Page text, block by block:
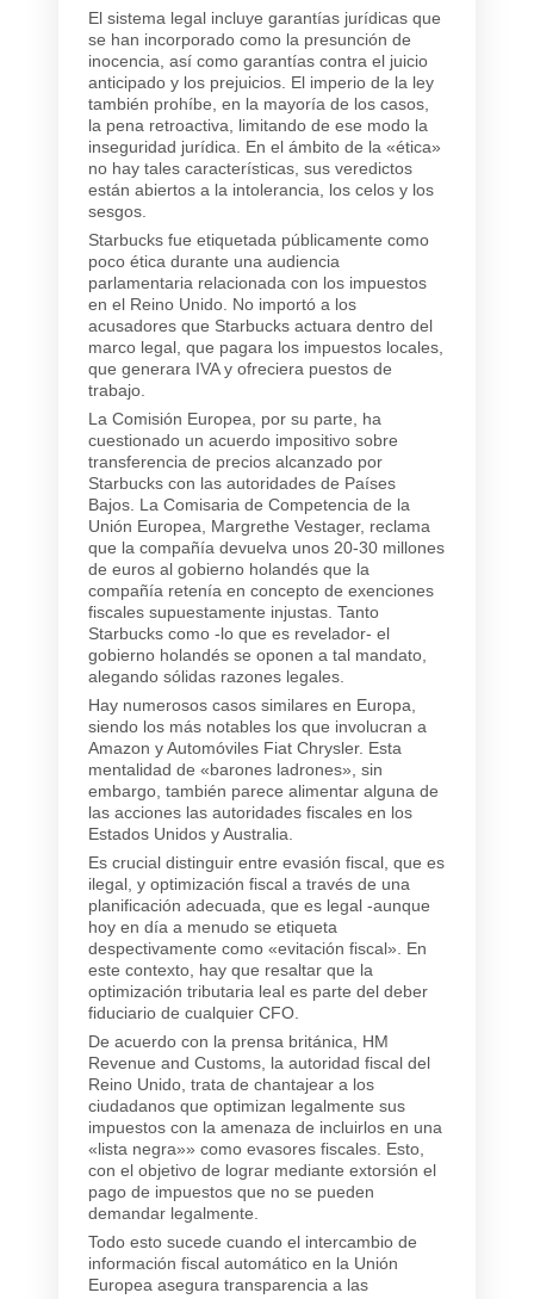
El sistema legal incluye garantías jurídicas que
se han incorporado como la presunción de
inocencia, así como garantías contra el juicio
anticipado y los prejuicios. El imperio de la ley
también prohíbe, en la mayoría de los casos,
la pena retroactiva, limitando de ese modo la
inseguridad jurídica. En el ámbito de la «ética»
no hay tales características, sus veredictos
están abiertos a la intolerancia, los celos y los
sesgos.
Starbucks fue etiquetada públicamente como
poco ética durante una audiencia
parlamentaria relacionada con los impuestos
en el Reino Unido. No importó a los
acusadores que Starbucks actuara dentro del
marco legal, que pagara los impuestos locales,
que generara IVA y ofreciera puestos de
trabajo.
La Comisión Europea, por su parte, ha
cuestionado un acuerdo impositivo sobre
transferencia de precios alcanzado por
Starbucks con las autoridades de Países
Bajos. La Comisaria de Competencia de la
Unión Europea, Margrethe Vestager, reclama
que la compañía devuelva unos 20-30 millones
de euros al gobierno holandés que la
compañía retenía en concepto de exenciones
fiscales supuestamente injustas. Tanto
Starbucks como -lo que es revelador- el
gobierno holandés se oponen a tal mandato,
alegando sólidas razones legales.
Hay numerosos casos similares en Europa,
siendo los más notables los que involucran a
Amazon y Automóviles Fiat Chrysler. Esta
mentalidad de «barones ladrones», sin
embargo, también parece alimentar alguna de
las acciones las autoridades fiscales en los
Estados Unidos y Australia.
Es crucial distinguir entre evasión fiscal, que es
ilegal, y optimización fiscal a través de una
planificación adecuada, que es legal -aunque
hoy en día a menudo se etiqueta
despectivamente como «evitación fiscal». En
este contexto, hay que resaltar que la
optimización tributaria leal es parte del deber
fiduciario de cualquier CFO.
De acuerdo con la prensa británica, HM
Revenue and Customs, la autoridad fiscal del
Reino Unido, trata de chantajear a los
ciudadanos que optimizan legalmente sus
impuestos con la amenaza de incluirlos en una
«lista negra»» como evasores fiscales. Esto,
con el objetivo de lograr mediante extorsión el
pago de impuestos que no se pueden
demandar legalmente.
Todo esto sucede cuando el intercambio de
información fiscal automático en la Unión
Europea asegura transparencia a las